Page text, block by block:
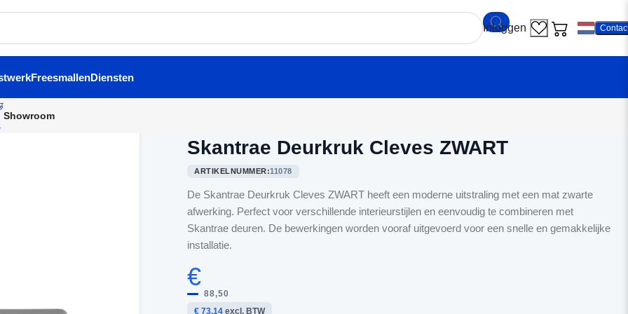
FreesmallenDiensten
Showroom
Skantrae Deurkruk Cleves ZWART
ARTIKELNUMMER:11078
De Skantrae Deurkruk Cleves ZWART heeft een moderne uitstraling met een mat zwarte
afwerking. Perfect voor verschillende interieurstijlen en eenvoudig te combineren met
Skantrae deuren. De bewerkingen worden vooraf uitgevoerd voor een snelle en gemakkelijke
installatie.
€
88,50
€ 73,14 excl. BTW